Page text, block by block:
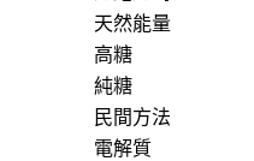
天然能量
高糖
純糖
民間方法
電解質